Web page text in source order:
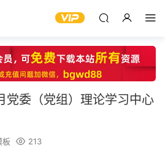
党委（党组）理论学习中心
板 213